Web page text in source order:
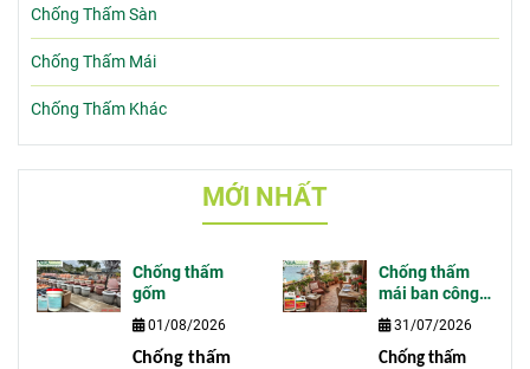
Chống Thấm Sàn
Chống Thấm Mái
Chống Thấm Khác
MỚI NHẤT
Chống thấm
gốm
01/08/2026
Chống thấm
Chống thấm
mái ban công
với AQUA CT-
11A và
CONSeal
31/07/2026
Chống thấm